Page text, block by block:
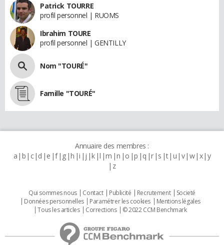
Patrick TOURRE
profil personnel | RUOMS
Ibrahim TOURE
profil personnel | GENTILLY
Nom "TOURÉ"
Famille "TOURÉ"
Annuaire des membres :
a b c d e f g h i j k l m n o p q r s t u v w x y
z
Qui sommes nous Contact Publicité Recrutement
Societé
Données personnelles
Paramétrer les cookies
Mentions légales
Tous les articles
Corrections © 2022 CCM Benchmark